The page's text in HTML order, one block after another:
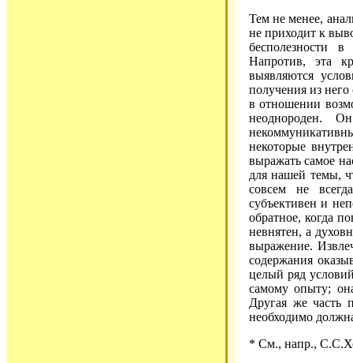
Тем не менее,
не приходит к
бесполезности
Напротив, эта
выявляются
получения из
в отношении
неоднороден.
некоторые
выражать самое
для нашей темы,
совсем не
субъективен и
обратное, когда
невнятен, а
выражение.
содержания
целый ряд
самому опыту;
Другая же часть
необходимо
* См., напр.,